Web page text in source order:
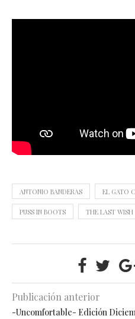
ANTONIO BANDERAS EL GATO
PUSS IN BOOTS THE LAST WISH
Publicación anterior
-Uncomfortable- Edición